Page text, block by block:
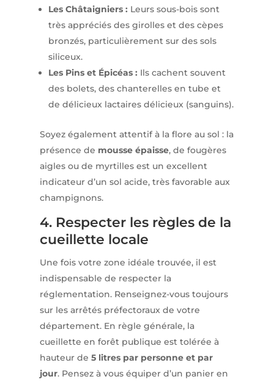
Les Châtaigniers : Leurs sous-bois sont
très appréciés des girolles et des cèpes
bronzés, particulièrement sur des sols
siliceux.
Les Pins et Épicéas : Ils cachent souvent
des bolets, des chanterelles en tube et
de délicieux lactaires délicieux (sanguins).
Soyez également attentif à la flore au sol : la
présence de mousse épaisse, de fougères
aigles ou de myrtilles est un excellent
indicateur d’un sol acide, très favorable aux
champignons.
4. Respecter les règles de la
cueillette locale
Une fois votre zone idéale trouvée, il est
indispensable de respecter la
réglementation. Renseignez-vous toujours
sur les arrêtés préfectoraux de votre
département. En règle générale, la
cueillette en forêt publique est tolérée à
hauteur de 5 litres par personne et par
jour. Pensez à vous équiper d’un panier en